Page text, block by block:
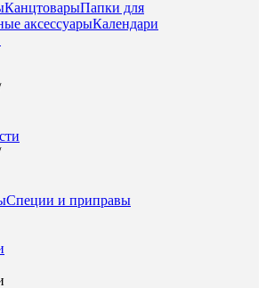
КанцтоварыПапки для
аксессуарыКалендари
Специи и приправы